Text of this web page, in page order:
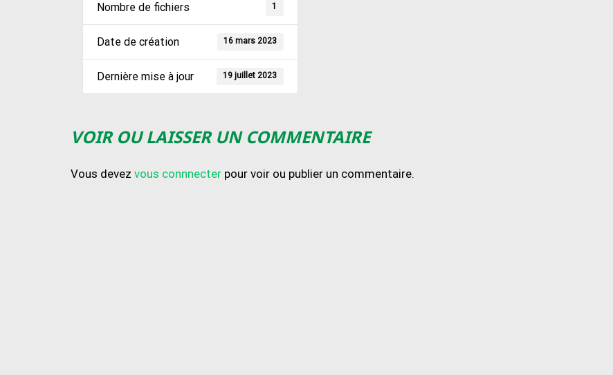
Nombre de fichiers 1
Date de création 16 mars 2023
Dernière mise à jour 19 juillet 2023
VOIR OU LAISSER UN COMMENTAIRE
Vous devez vous connnecter pour voir ou publier un commentaire.